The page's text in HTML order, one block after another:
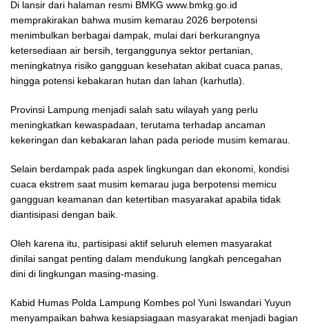
Di lansir dari halaman resmi BMKG www.bmkg.go.id
memprakirakan bahwa musim kemarau 2026 berpotensi
menimbulkan berbagai dampak, mulai dari berkurangnya
ketersediaan air bersih, terganggunya sektor pertanian,
meningkatnya risiko gangguan kesehatan akibat cuaca panas,
hingga potensi kebakaran hutan dan lahan (karhutla).
Provinsi Lampung menjadi salah satu wilayah yang perlu
meningkatkan kewaspadaan, terutama terhadap ancaman
kekeringan dan kebakaran lahan pada periode musim kemarau.
Selain berdampak pada aspek lingkungan dan ekonomi, kondisi
cuaca ekstrem saat musim kemarau juga berpotensi memicu
gangguan keamanan dan ketertiban masyarakat apabila tidak
diantisipasi dengan baik.
Oleh karena itu, partisipasi aktif seluruh elemen masyarakat
dinilai sangat penting dalam mendukung langkah pencegahan
dini di lingkungan masing-masing.
Kabid Humas Polda Lampung Kombes pol Yuni Iswandari Yuyun
menyampaikan bahwa kesiapsiagaan masyarakat menjadi bagian